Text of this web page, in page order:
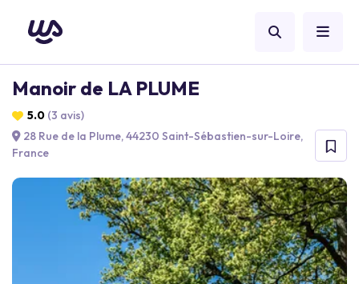
Manoir de LA PLUME
5.0 (3 avis)
28 Rue de la Plume, 44230 Saint-Sébastien-sur-Loire,
France